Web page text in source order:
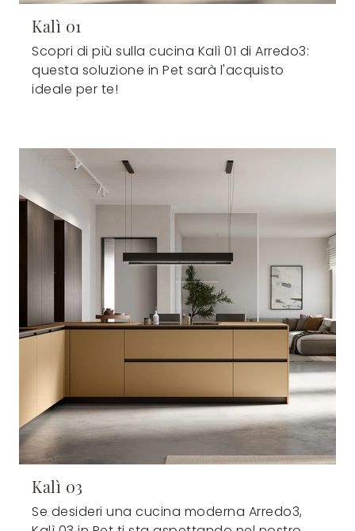
Kalì 01
Scopri di più sulla cucina Kalì 01 di Arredo3:
questa soluzione in Pet sarà l'acquisto
ideale per te!
Kalì 03
Se desideri una cucina moderna Arredo3,